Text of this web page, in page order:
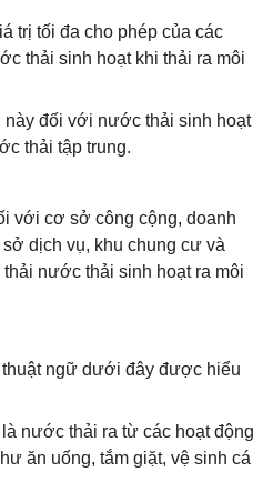
trị tối đa cho phép của các
thải sinh hoạt khi thải ra môi
này đối với nước thải sinh hoạt
thải tập trung.
với cơ sở công cộng, doanh
dịch vụ, khu chung cư và
nước thải sinh hoạt ra môi
thuật ngữ dưới đây được hiểu
nước thải ra từ các hoạt động
ăn uống, tắm giặt, vệ sinh cá